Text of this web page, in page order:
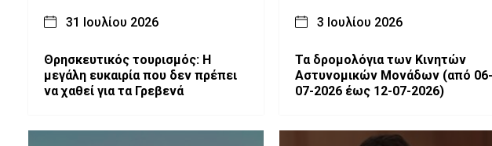
31 Ιουλίου 2026
Θρησκευτικός τουρισμός: Η
μεγάλη ευκαιρία που δεν πρέπει
να χαθεί για τα Γρεβενά
3 Ιουλίου 2026
Τα δρομολόγια των Κινητών
Αστυνομικών Μονάδων (από 06-
07-2026 έως 12-07-2026)